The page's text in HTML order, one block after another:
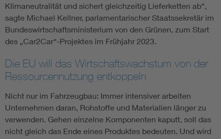
Klimaneutralität und sichert gleichzeitig Lieferketten ab“,
sagte Michael Kellner, parlamentarischer Staatssekretär im
Bundeswirtschaftsministerium von den Grünen, zum Start
des „Car2Car“-Projektes im Frühjahr 2023.
Die EU will das Wirtschaftswachstum von der
Ressourcennutzung entkoppeln
Nicht nur im Fahrzeugbau: Immer intensiver arbeiten
Unternehmen daran, Rohstoffe und Materialien länger zu
verwenden. Gehen einzelne Komponenten kaputt, soll das
nicht gleich das Ende eines Produktes bedeuten. Und wird